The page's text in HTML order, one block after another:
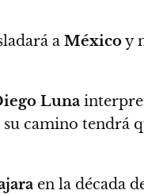
a Méxicoy
Luna
camino tendrá
en la década